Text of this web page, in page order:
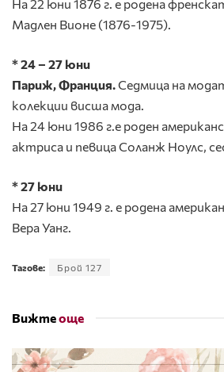
На 22 юни 1876 г. е родена
Мадлен Вионе (1876-1975).
*24 – 27 юни
Париж, Франция.Седмица на
колекции висша мода.
На 24 юни 1986 г.е роден
актриса и певица Соланж Ноулс,
* 27 юни
На 27 юни 1949 г. е родена
Вера Уанг.
Тагове: Брой 127
Вижтеоще